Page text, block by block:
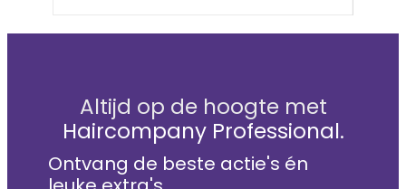
Altijd op de hoogte met
Haircompany Professional.
Ontvang de beste actie's én